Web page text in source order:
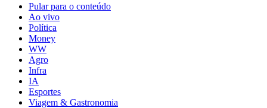
Pular para o conteúdo
Ao vivo
Política
Money
WW
Agro
Infra
IA
Esportes
Viagem & Gastronomia